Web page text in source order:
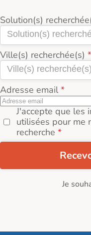
Solution(s)
Ville(s) recherchée(s)
Adresse email
J'accepte que les
utilisées pour me
recherche
Je